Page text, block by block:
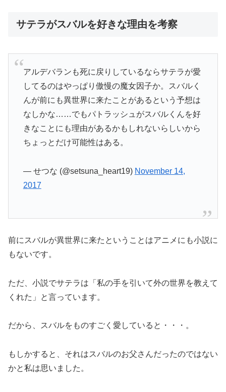
サテラがスバルを好きな理由を考察
アルデバランも死に戻りしているならサテラが愛
してるのはやっぱり傲慢の魔女因子か。スバルく
んが前にも異世界に来たことがあるという予想は
なしかな……でもパトラッシュがスバルくんを好
きなことにも理由があるかもしれないらしいから
ちょっとだけ可能性はある。
— せつな (@setsuna_heart19) November 14,
2017
前にスバルが異世界に来たということはアニメにも小説に
もないです。
ただ、小説でサテラは「私の手を引いて外の世界を教えて
くれた」と言っています。
だから、スバルをものすごく愛していると・・・。
もしかすると、それはスバルのお父さんだったのではない
かと私は思いました。